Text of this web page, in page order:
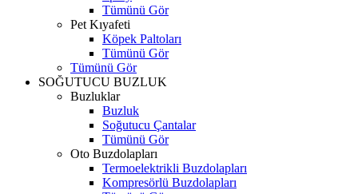
Tümünü Gör
Pet Kıyafeti
Köpek Paltoları
Tümünü Gör
Tümünü Gör
SOĞUTUCU BUZLUK
Buzluklar
Buzluk
Soğutucu Çantalar
Tümünü Gör
Oto Buzdolapları
Termoelektrikli Buzdolapları
Kompresörlü Buzdolapları